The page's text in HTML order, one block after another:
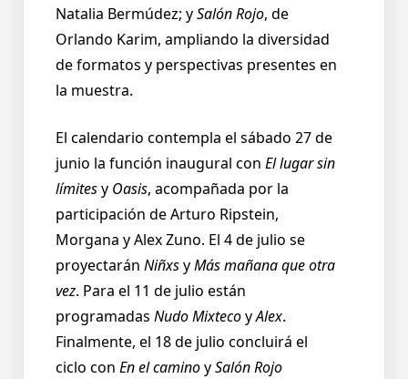
Natalia Bermúdez; ySalón Rojo, de
Orlando Karim, ampliando la diversidad
de formatos y perspectivas presentes en
la muestra.
El calendario contempla el sábado 27 de
junio la función inaugural con El lugar sin
límitesy Oasis, acompañada por la
participación de Arturo Ripstein,
Morgana y Alex Zuno. El 4 de julio se
proyectarán NiñxsyMás mañana que otra
vez. Para el 11 de julio están
programadas Nudo MixtecoyAlex.
Finalmente, el 18 de julio concluirá el
ciclo con En el caminoySalón Rojo